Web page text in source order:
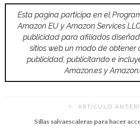
Esta pagina participa en el
Amazon EU y Amazon Services
publicidad para afiliados
sitios web un modo de obtener
publicidad, publicitando e
Amazon.es y
ARTÍCULO
Sillas salvaescaleras para hacer